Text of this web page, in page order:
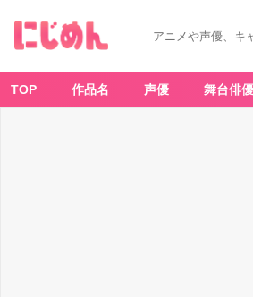
アニメや声優、キ
TOP 作品名 声優 舞台俳優